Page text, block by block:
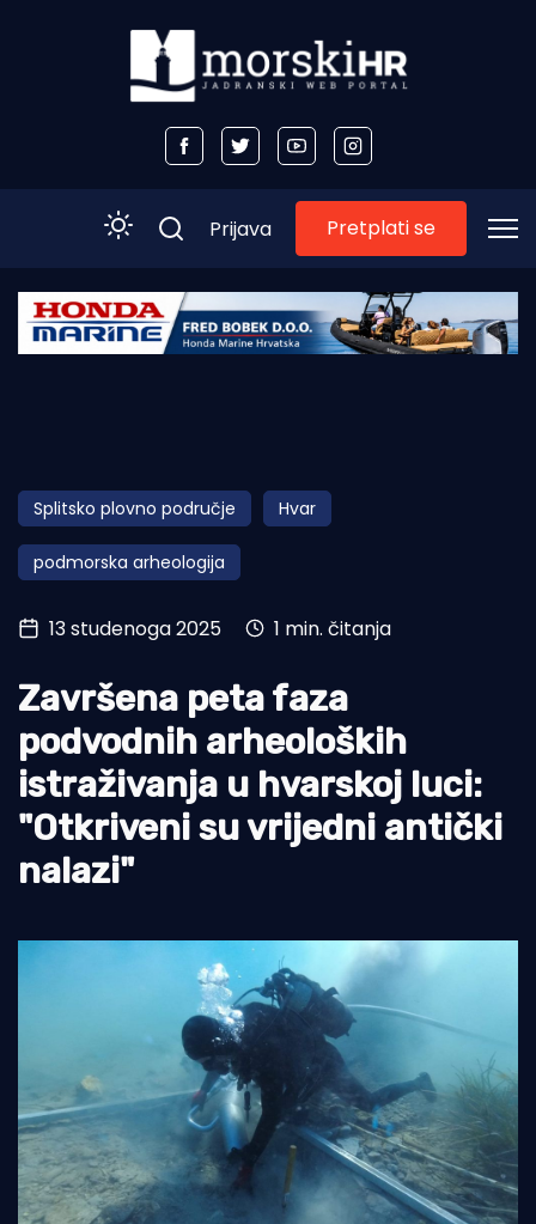
Početna
Obala
Otoci
Turizam i nautika
Pomorstvo
Ekologija
Tradicija i kultura
Prijava Pretplati se
Splitsko plovno područje Hvar
podmorska arheologija
13 studenoga 2025 1 min. čitanja
Završena peta faza
podvodnih arheoloških
istraživanja u hvarskoj luci:
"Otkriveni su vrijedni antički
nalazi"